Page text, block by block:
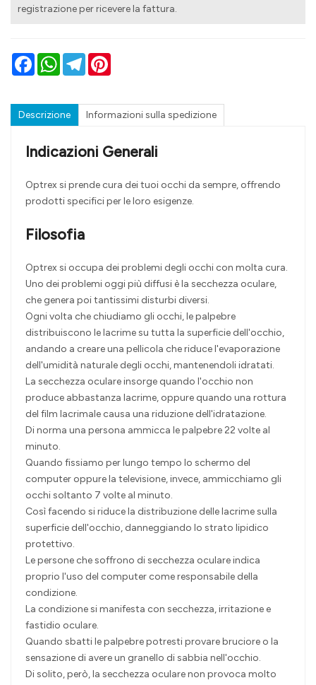
registrazione per ricevere la fattura.
FacebookWhatsAppTelegram
Descrizione Informazioni sulla spedizione
Indicazioni Generali
Optrex si prende cura dei tuoi occhi da sempre, offrendo
prodotti specifici per le loro esigenze.
Filosofia
Optrex si occupa dei problemi degli occhi con molta cura.
Uno dei problemi oggi più diffusi è la secchezza oculare,
che genera poi tantissimi disturbi diversi.
Ogni volta che chiudiamo gli occhi, le palpebre
distribuiscono le lacrime su tutta la superficie dell'occhio,
andando a creare una pellicola che riduce l'evaporazione
dell'umidità naturale degli occhi, mantenendoli idratati.
La secchezza oculare insorge quando l'occhio non
produce abbastanza lacrime, oppure quando una rottura
del film lacrimale causa una riduzione dell'idratazione.
Di norma una persona ammicca le palpebre 22 volte al
minuto.
Quando fissiamo per lungo tempo lo schermo del
computer oppure la televisione, invece, ammicchiamo gli
occhi soltanto 7 volte al minuto.
Così facendo si riduce la distribuzione delle lacrime sulla
superficie dell'occhio, danneggiando lo strato lipidico
protettivo.
Le persone che soffrono di secchezza oculare indica
proprio l'uso del computer come responsabile della
condizione.
La condizione si manifesta con secchezza, irritazione e
fastidio oculare.
Quando sbatti le palpebre potresti provare bruciore o la
sensazione di avere un granello di sabbia nell'occhio.
Di solito, però, la secchezza oculare non provoca molto